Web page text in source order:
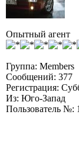
Опытный агент
Группа: Members
Сообщений: 377
Регистрация:
Из: Юго-Запад
Пользователь №: